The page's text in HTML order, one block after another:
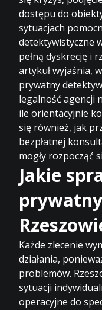
dostępu do
sytuacjach
detektywistyczne
pełną dyskrecję i
artykuł wyjaśnia,
prywatny
legalność agencji
ile orientacyjnie
się również, jak
bezpłatnej
mogły rozpocząć
Jakie
Każde zlecenie
działania,
problemów.
sytuacji
operacyjne do